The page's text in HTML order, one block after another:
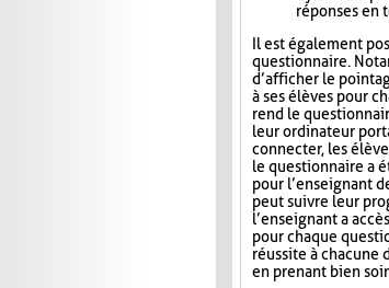
réponses en
Il est également
questionnaire.
d’afficher le
à ses élèves pour
rend le
leur ordinateur
connecter, les
le questionnaire a
pour l’enseignant
peut suivre leur
l’enseignant a
pour chaque
réussite à chacune
en prenant bien